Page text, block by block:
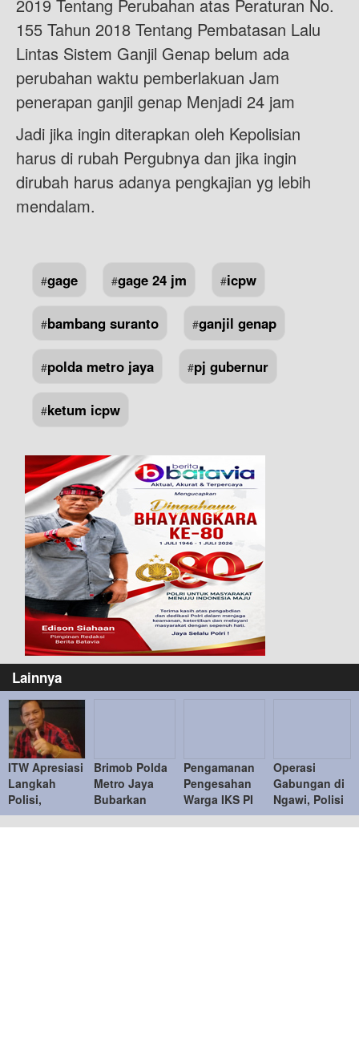
2019 Tentang Perubahan atas Peraturan No.
155 Tahun 2018 Tentang Pembatasan Lalu
Lintas Sistem Ganjil Genap belum ada
perubahan waktu pemberlakuan Jam
penerapan ganjil genap Menjadi 24 jam
Jadi jika ingin diterapkan oleh Kepolisian
harus di rubah Pergubnya dan jika ingin
dirubah harus adanya pengkajian yg lebih
mendalam.
#gage #gage 24 jm #icpw
#bambang suranto #ganjil genap
#polda metro jaya #pj gubernur
#ketum icpw
Lainnya
ITW Apresiasi
Langkah
Polisi,
Ingatkan
Penindakan
Brimob Polda
Metro Jaya
Bubarkan
Balap Liar,
Tujuh Motor
Pengamanan
Pengesahan
Warga IKS PI
Kera Sakti
Tertib,
Operasi
Gabungan di
Ngawi, Polisi
Tindak
Puluhan